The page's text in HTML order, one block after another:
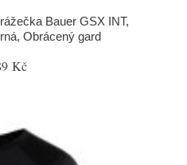
Bauer GSX INT,
Obrácený gard
Kč